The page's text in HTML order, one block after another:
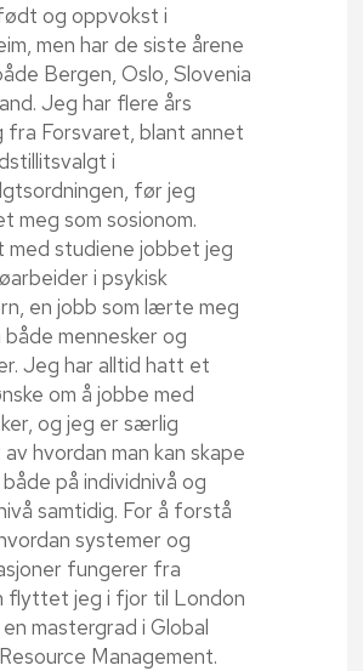
og oppvokst i
men har de siste årene
Bergen, Oslo, Slovenia
Jeg har flere års
fra Forsvaret, blant annet
i
før jeg
meg som sosionom.
med studiene jobbet jeg
i psykisk
en jobb som lærte meg
både mennesker og
Jeg har alltid hatt et
om å jobbe med
og jeg er særlig
hvordan man kan skape
på individnivå og
samtidig. For å forstå
systemer og
fungerer fra
flyttet jeg i fjor til London
mastergrad i Global
Management.